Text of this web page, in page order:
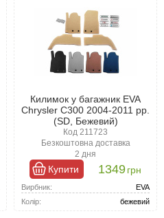
Килимок у багажник EVA
Chrysler C300 2004-2011 рр.
(SD, Бежевий)
Код 211723
Безкоштовна доставка
2 дня
Купити 1349грн
Вирбник:
EVA
Колір:
бежевий